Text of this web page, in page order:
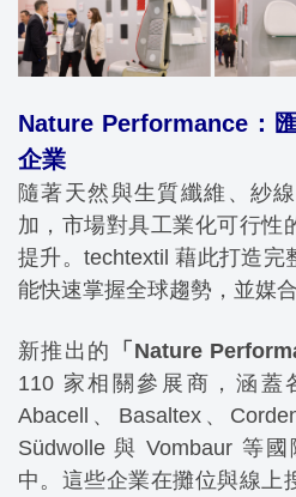
Nature Performance：
企業
隨著天然與生質纖維、紗
加，市場對具工業化可行性
提升。techtextil 藉此打造完
能快速掌握全球趨勢，並媒合
新推出的 「Nature
110 家相關參展商，涵蓋
Abacell、Basaltex、
Südwolle 與 Vombaur 等
中。這些企業在攤位與線上